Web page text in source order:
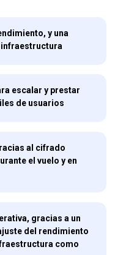
y una
escalar y prestar
de usuarios
al cifrado
el vuelo y en
gracias a un
del rendimiento
como